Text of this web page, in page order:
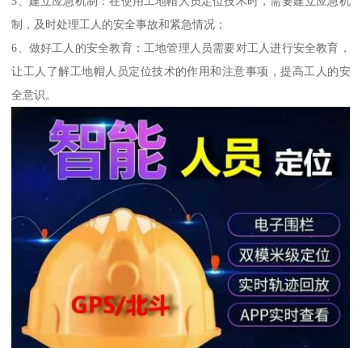
制，及时处理工人的安全事故和紧急情况；
6、做好工人的安全教育：工地管理人员需要对工人进行安全教育，
让工人了解工地帽人员定位技术的作用和注意事项，提高工人的安
全意识。